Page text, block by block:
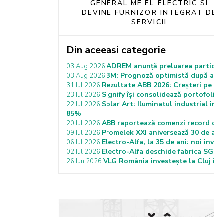
GENERAL ME.EL ELECTRIC SI
DEVINE FURNIZOR INTEGRAT
SERVICII
Din aceeasi categorie
03 Aug 2026 ADREM anunță preluarea
03 Aug 2026 3M: Prognoză optimistă după
31 Iul 2026 Rezultate ABB 2026: Creșteri
23 Iul 2026 Signify își consolidează
22 Iul 2026 Solar Art: Iluminatul industrial
85%
20 Iul 2026 ABB raportează comenzi
09 Iul 2026 Promelek XXI aniversează 30
06 Iul 2026 Electro-Alfa, la 35 de ani: noi
02 Iul 2026 Electro-Alfa deschide fabrica
26 Iun 2026 VLG România investește la